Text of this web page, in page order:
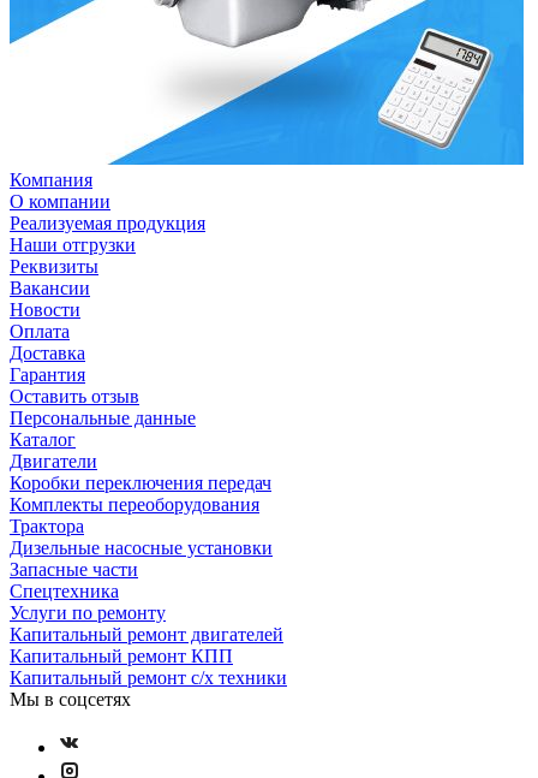
Компания
О компании
Реализуемая продукция
Наши отгрузки
Реквизиты
Вакансии
Новости
Оплата
Доставка
Гарантия
Оставить отзыв
Персональные данные
Каталог
Двигатели
Коробки переключения передач
Комплекты переоборудования
Трактора
Дизельные насосные установки
Запасные части
Спецтехника
Услуги по ремонту
Капитальный ремонт двигателей
Капитальный ремонт КПП
Капитальный ремонт с/х техники
Мы в соцсетях